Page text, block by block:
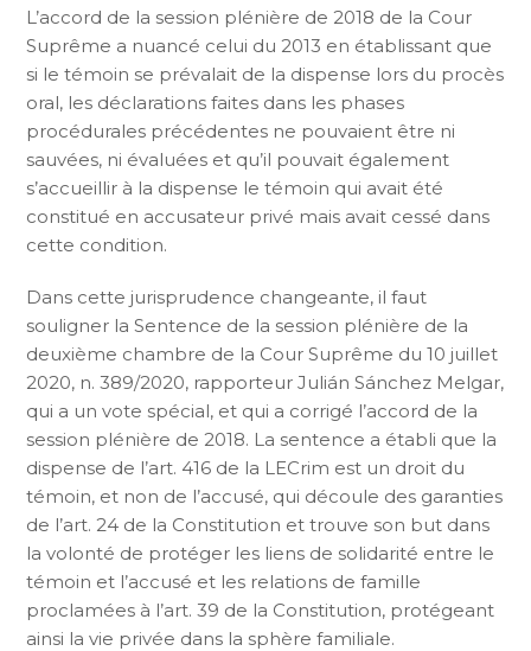
L’accord de la session plénière de 2018 de la Cour
Suprême a nuancé celui du 2013 en établissant que
si le témoin se prévalait de la dispense lors du procès
oral, les déclarations faites dans les phases
procédurales précédentes ne pouvaient être ni
sauvées, ni évaluées et qu’il pouvait également
s’accueillir à la dispense le témoin qui avait été
constitué en accusateur privé mais avait cessé dans
cette condition.
Dans cette jurisprudence changeante, il faut
souligner la Sentence de la session plénière de la
deuxième chambre de la Cour Suprême du 10 juillet
2020, n. 389/2020, rapporteur Julián Sánchez Melgar,
qui a un vote spécial, et qui a corrigé l’accord de la
session plénière de 2018. La sentence a établi que la
dispense de l’art. 416 de la LECrim est un droit du
témoin, et non de l’accusé, qui découle des garanties
de l’art. 24 de la Constitution et trouve son but dans
la volonté de protéger les liens de solidarité entre le
témoin et l’accusé et les relations de famille
proclamées à l’art. 39 de la Constitution, protégeant
ainsi la vie privée dans la sphère familiale.